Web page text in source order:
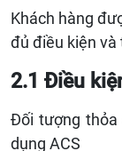
Khách hàng
đủ điều kiện và
2.1 Điều
Đối tượng thỏa
dụng ACS